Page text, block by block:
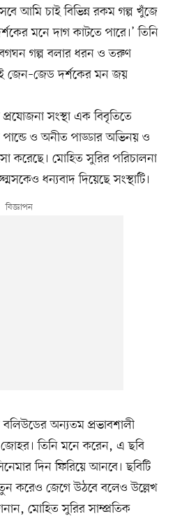
আমি চাই বিভিন্ন রকম গল্প খুঁজে
মনে দাগ কাটতে পারে।’ তিনি
গল্প বলার ধরন ও তরুণ
জেন–জেড দর্শকের মন জয়
সংস্থা এক বিবৃতিতে
ও অনীত পাড্ডার অভিনয় ও
করেছে। মোহিত সুরির পরিচালনা
ধন্যবাদ দিয়েছে সংস্থাটি।
বলিউডের অন্যতম প্রভাবশালী
তিনি মনে করেন, এ ছবি
দিন ফিরিয়ে আনবে। ছবিটি
করেও জেগে উঠবে বলেও উল্লেখ
মোহিত সুরির সাম্প্রতিক